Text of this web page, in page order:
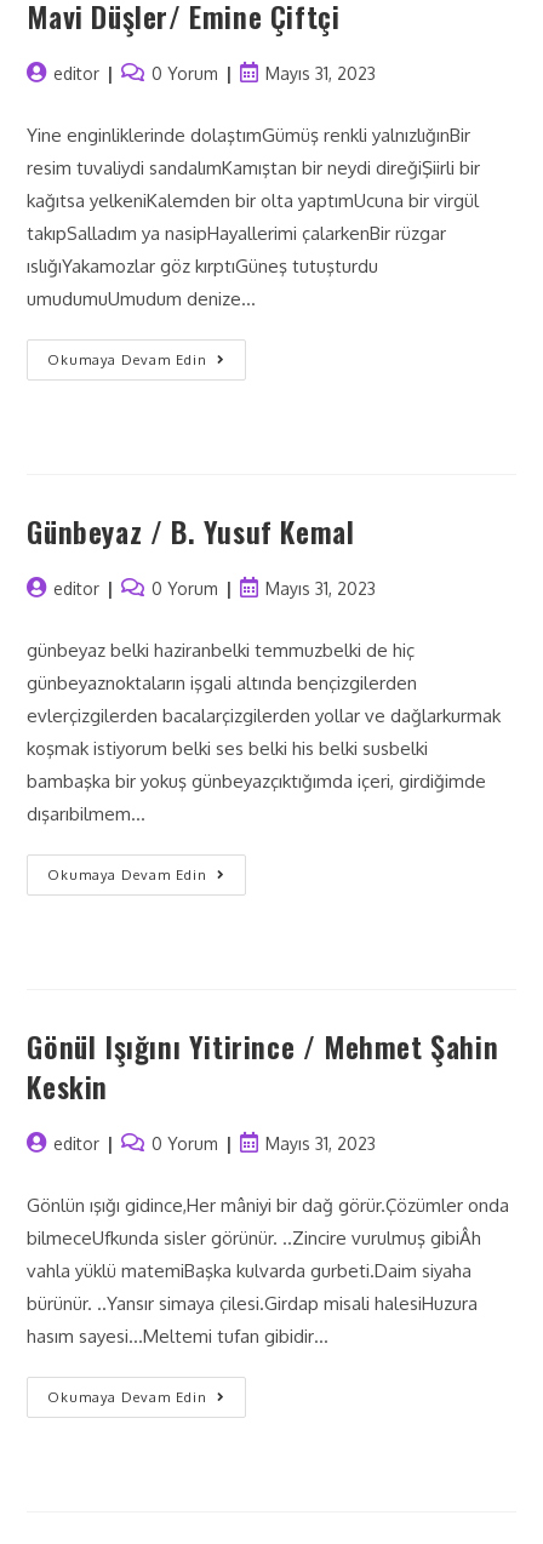
Mavi Düşler/ Emine Çiftçi
editor 0 Yorum Mayıs 31, 2023
Yine enginliklerinde dolaştımGümüş renkli yalnızlığınBir
resim tuvaliydi sandalımKamıştan bir neydi direğiŞiirli bir
kağıtsa yelkeniKalemden bir olta yaptımUcuna bir virgül
takıpSalladım ya nasipHayallerimi çalarkenBir rüzgar
ıslığıYakamozlar göz kırptıGüneş tutuşturdu
umudumuUmudum denize…
Okumaya Devam Edin
Günbeyaz / B. Yusuf Kemal
editor 0 Yorum Mayıs 31, 2023
günbeyaz belki haziranbelki temmuzbelki de hiç
günbeyaznoktaların işgali altında bençizgilerden
evlerçizgilerden bacalarçizgilerden yollar ve dağlarkurmak
koşmak istiyorum belki ses belki his belki susbelki
bambaşka bir yokuş günbeyazçıktığımda içeri, girdiğimde
dışarıbilmem…
Okumaya Devam Edin
Gönül Işığını Yitirince / Mehmet Şahin
Keskin
editor 0 Yorum Mayıs 31, 2023
Gönlün ışığı gidince,Her mâniyi bir dağ görür.Çözümler onda
bilmeceUfkunda sisler görünür. ..Zincire vurulmuş gibiÂh
vahla yüklü matemiBaşka kulvarda gurbeti.Daim siyaha
bürünür. ..Yansır simaya çilesi.Girdap misali halesiHuzura
hasım sayesi…Meltemi tufan gibidir…
Okumaya Devam Edin